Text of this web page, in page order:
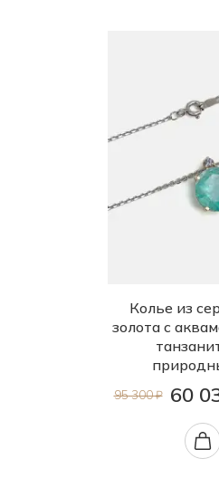
Колье из
золота с
95 300 ₽ 60